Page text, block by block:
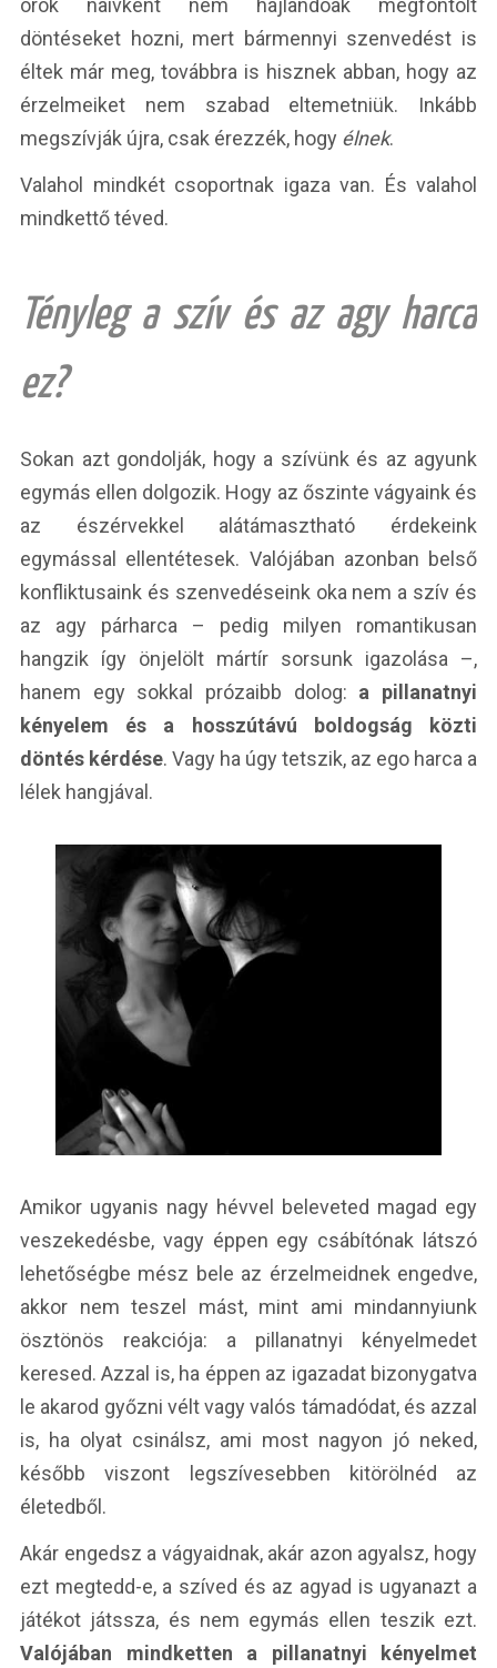
örök naivként nem hajlandóak megfontolt
döntéseket hozni, mert bármennyi szenvedést is
éltek már meg, továbbra is hisznek abban, hogy az
érzelmeiket nem szabad eltemetniük. Inkább
megszívják újra, csak érezzék, hogy élnek.
Valahol mindkét csoportnak igaza van. És valahol
mindkettő téved.
Tényleg a szív és az agy harca
ez?
Sokan azt gondolják, hogy a szívünk és az agyunk
egymás ellen dolgozik. Hogy az őszinte vágyaink és
az észérvekkel alátámasztható érdekeink
egymással ellentétesek. Valójában azonban belső
konfliktusaink és szenvedéseink oka nem a szív és
az agy párharca – pedig milyen romantikusan
hangzik így önjelölt mártír sorsunk igazolása –,
hanem egy sokkal prózaibb dolog: a pillanatnyi
kényelem és a hosszútávú boldogság közti
döntés kérdése. Vagy ha úgy tetszik, az ego harca a
lélek hangjával.
Amikor ugyanis nagy hévvel beleveted magad egy
veszekedésbe, vagy éppen egy csábítónak látszó
lehetőségbe mész bele az érzelmeidnek engedve,
akkor nem teszel mást, mint ami mindannyiunk
ösztönös reakciója: a pillanatnyi kényelmedet
keresed. Azzal is, ha éppen az igazadat bizonygatva
le akarod győzni vélt vagy valós támadódat, és azzal
is, ha olyat csinálsz, ami most nagyon jó neked,
később viszont legszívesebben kitörölnéd az
életedből.
Akár engedsz a vágyaidnak, akár azon agyalsz, hogy
ezt megtedd-e, a szíved és az agyad is ugyanazt a
játékot játssza, és nem egymás ellen teszik ezt.
Valójában mindketten a pillanatnyi kényelmet